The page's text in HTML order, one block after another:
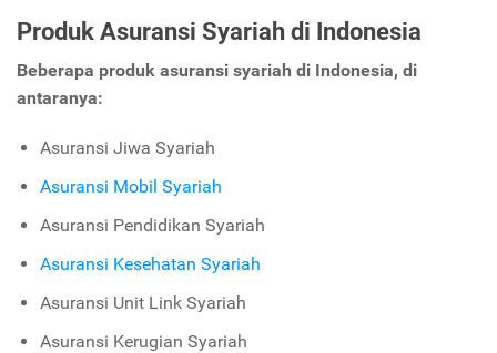
Produk Asuransi Syariah di Indonesia
Beberapa produk asuransi syariah di Indonesia, di
antaranya:
Asuransi Jiwa Syariah
Asuransi Mobil Syariah
Asuransi Pendidikan Syariah
Asuransi Kesehatan Syariah
Asuransi Unit Link Syariah
Asuransi Kerugian Syariah